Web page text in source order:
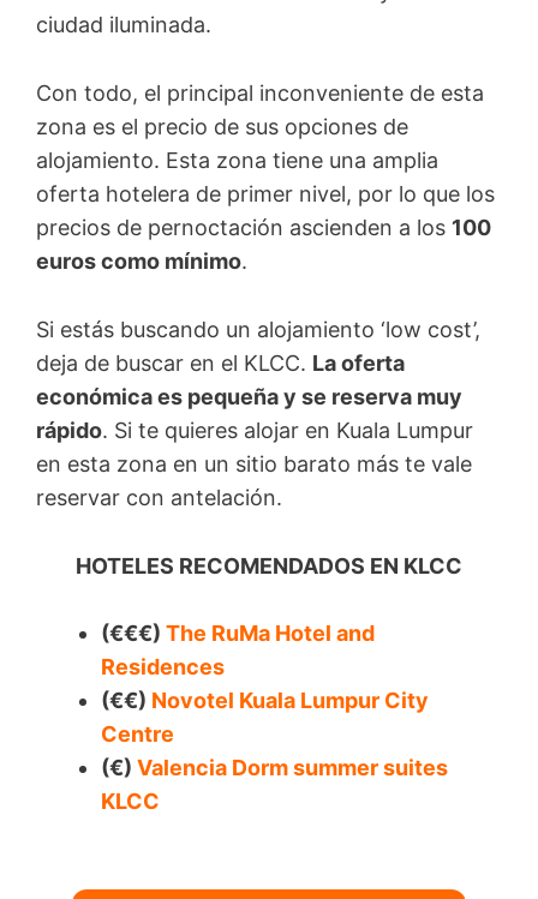
ciudad iluminada.
Con todo, el principal inconveniente de esta
zona es el precio de sus opciones de
alojamiento. Esta zona tiene una amplia
oferta hotelera de primer nivel, por lo que los
precios de pernoctación ascienden a los 100
euros como mínimo.
Si estás buscando un alojamiento ‘low cost’,
deja de buscar en el KLCC. La oferta
económica es pequeña y se reserva muy
rápido. Si te quieres alojar en Kuala Lumpur
en esta zona en un sitio barato más te vale
reservar con antelación.
HOTELES RECOMENDADOS EN KLCC
(€€€) The RuMa Hotel and
Residences
(€€) Novotel Kuala Lumpur City
Centre
(€) Valencia Dorm summer suites
KLCC